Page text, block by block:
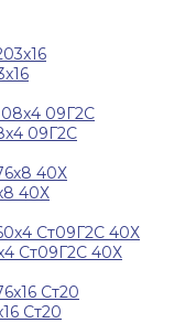
09Г2С
40Х
Ст09Г2С 40Х
Ст20